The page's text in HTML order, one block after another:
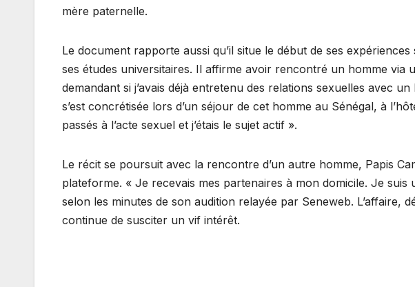
mère paternelle.
Le document rapporte aussi qu’il situe le début de ses
ses études universitaires. Il affirme avoir rencontré un homme via
demandant si j’avais déjà entretenu des relations sexuelles avec
s’est concrétisée lors d’un séjour de cet homme au Sénégal, à
passés à l’acte sexuel et j’étais le sujet actif ».
Le récit se poursuit avec la rencontre d’un autre homme, Papis
plateforme. « Je recevais mes partenaires à mon domicile. Je
selon les minutes de son audition relayée par Seneweb. L’affaire,
continue de susciter un vif intérêt.